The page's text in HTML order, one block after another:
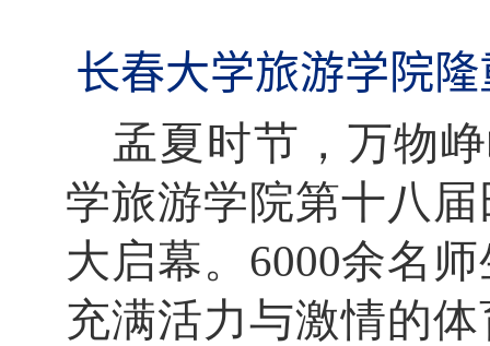
长春大学旅游学院
孟夏时节，万物
学旅游学院第十八
大启幕。 6000余名
充满活力与激情的